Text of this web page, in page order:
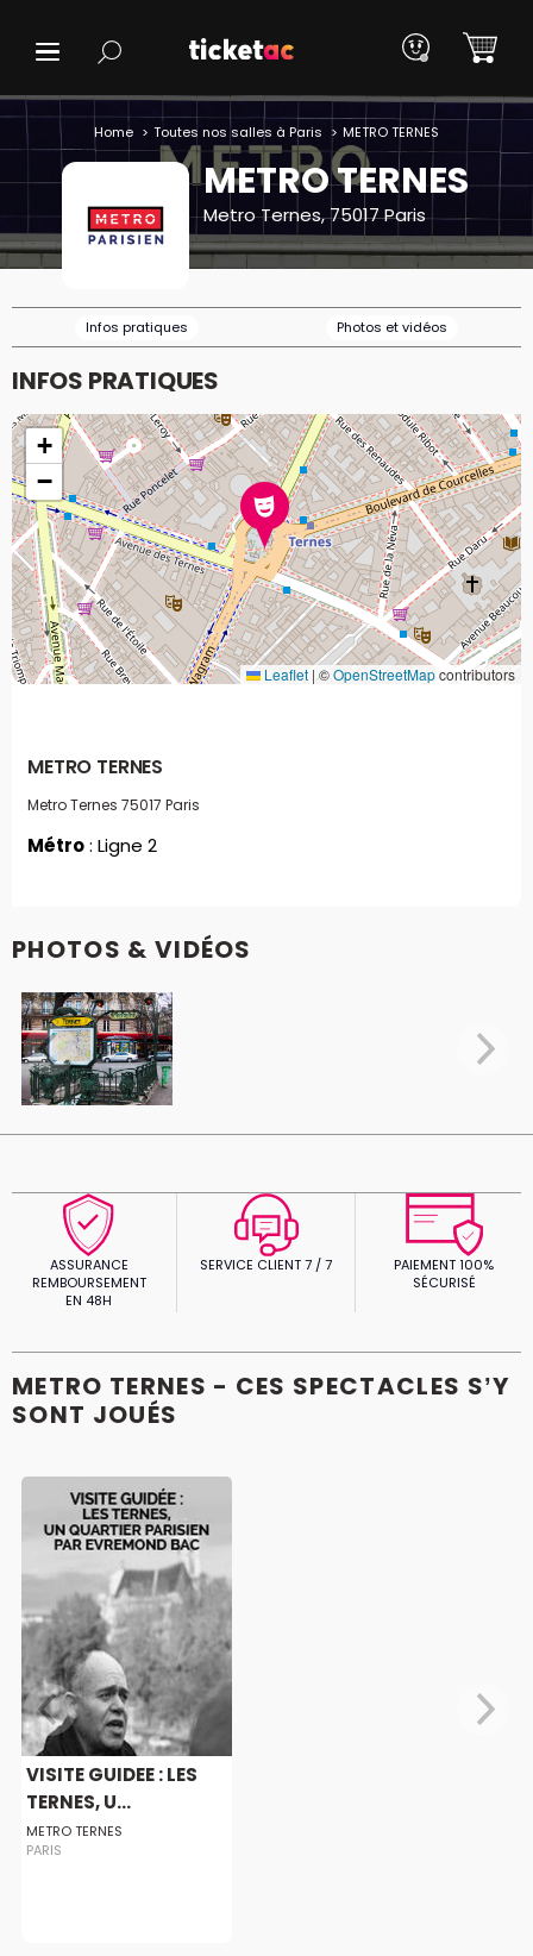
Home Toutes nos salles à Paris METRO TERNES
METRO TERNES
Metro Ternes, 75017 Paris
Infos pratiques Photos et vidéos
INFOS PRATIQUES
+
−
Leaflet | ©OpenStreetMapcontributors
METRO TERNES
Metro Ternes 75017 Paris
Métro: Ligne 2
PHOTOS & VIDÉOS
ASSURANCE
REMBOURSEMENT
EN 48H
SERVICE CLIENT 7 / 7
PAIEMENT 100%
SÉCURISÉ
METRO TERNES - CES SPECTACLES S’Y
SONT JOUÉS
VISITE GUIDEE : LES
TERNES, U...
METRO TERNES
PARIS